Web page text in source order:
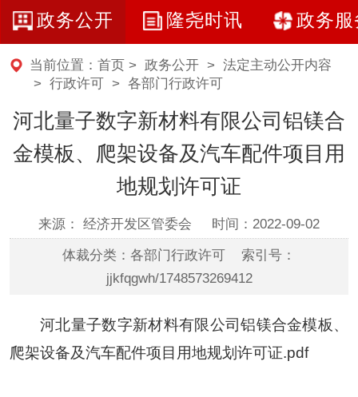
政务公开 隆尧时讯 政务服
当前位置： 首页 > 政务公开> 法定主动公开内容
> 行政许可 > 各部门行政许可
河北量子数字新材料有限公司铝镁合
金模板、爬架设备及汽车配件项目用
地规划许可证
来源： 经济开发区管委会 时间：2022-09-02
体裁分类：各部门行政许可 索引号：
jjkfqgwh/1748573269412
河北量子数字新材料有限公司铝镁合金模板、
爬架设备及汽车配件项目用地规划许可证.pdf